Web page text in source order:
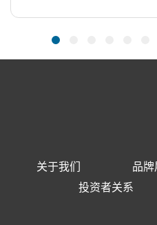
关于我们 品牌
投资者关系